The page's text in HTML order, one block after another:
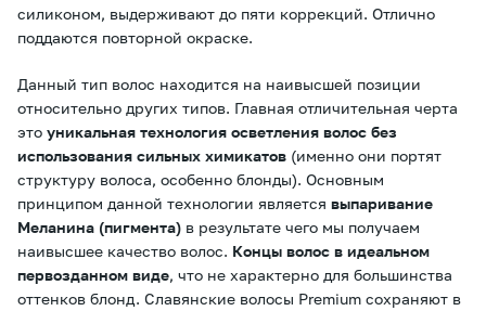
силиконом, выдерживают до пяти коррекций. Отлично
поддаются повторной окраске.
Данный тип волос находится на наивысшей позиции
относительно других типов. Главная отличительная черта
это уникальная технология осветления волос без
использования сильных химикатов (именно они портят
структуру волоса, особенно блонды). Основным
принципом данной технологии является выпаривание
Меланина (пигмента) в результате чего мы получаем
наивысшее качество волос. Концы волос в идеальном
первозданном виде, что не характерно для большинства
оттенков блонд. Славянские волосы Premium сохраняют в